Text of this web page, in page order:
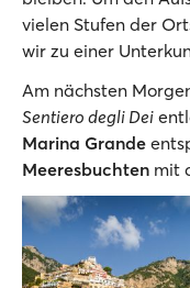
vielen Stufen der
wir zu einer
Am nächsten
Sentiero degli Dei
Marina Grande
Meeresbuchten mit